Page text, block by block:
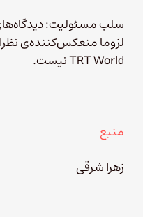
سلب مسئولیت:
لزوما منعکس‌کننده‌ی
TRT World نیست.
منبع
زهرا شرقی